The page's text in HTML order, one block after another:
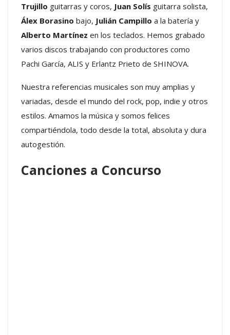
Trujillo guitarras y coros, Juan Solís guitarra solista,
Álex Borasino bajo, Julián Campillo a la batería y
Alberto Martínez en los teclados. Hemos grabado
varios discos trabajando con productores como
Pachi García, ALIS y Erlantz Prieto de SHINOVA.
Nuestra referencias musicales son muy amplias y
variadas, desde el mundo del rock, pop, indie y otros
estilos. Amamos la música y somos felices
compartiéndola, todo desde la total, absoluta y dura
autogestión.
Canciones a Concurso